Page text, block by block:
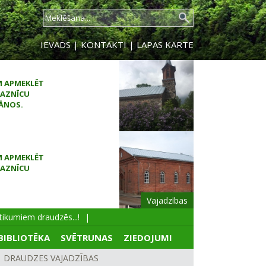
IEVADS|KONTAKTI|LAPAS KARTE
BAZNĪCAS
APMEKLĒT
Vajadzības
draudzēs...!
SVĒTRUNAS ZIEDOJUMI
DRAUDZES VAJADZĪBAS